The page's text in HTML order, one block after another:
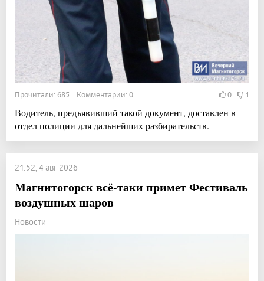
Прочитали: 685 Комментарии: 0 0 1
Водитель, предъявивший такой документ, доставлен в
отдел полиции для дальнейших разбирательств.
21:52, 4 авг 2026
Магнитогорск всё-таки примет Фестиваль
воздушных шаров
Новости